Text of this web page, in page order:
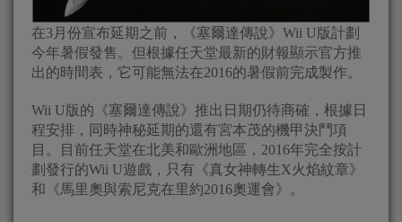
在3月份宣布延期之前，《塞爾達傳說》Wii U版計劃
今年暑假發售。但根據任天堂最新的財報顯示官方推
出的時間表，它可能無法在2016的暑假前完成製作。
Wii U版的《塞爾達傳說》推出日期仍待商確，根據日
程安排，同時神秘延期的還有宮本茂的機甲決鬥項
目。目前任天堂在北美和歐洲地區，2016年完全按計
劃發行的Wii U遊戲，只有《真女神轉生X火焰紋章》
和《馬里奧與索尼克在里約2016奧運會》。